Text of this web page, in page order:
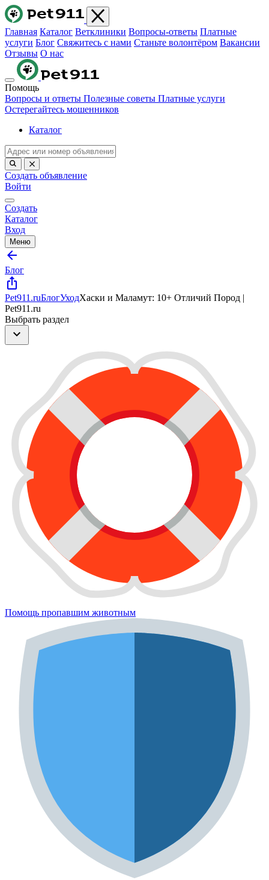
Главная Каталог Ветклиники Вопросы-ответы Платные
услуги Блог Свяжитесь с нами Станьте волонтёром Вакансии
Отзывы О нас
Помощь
Вопросы и ответы Полезные советы Платные услуги
Остерегайтесь мошенников
Каталог
Создать объявление
Войти
Создать
Каталог
Вход
Меню
arrow_back
Блог
ios_share
Pet911.ruБлогУходХаски и Маламут: 10+ Отличий Пород |
Pet911.ru
Выбрать раздел
expand_more
Помощь пропавшим животным